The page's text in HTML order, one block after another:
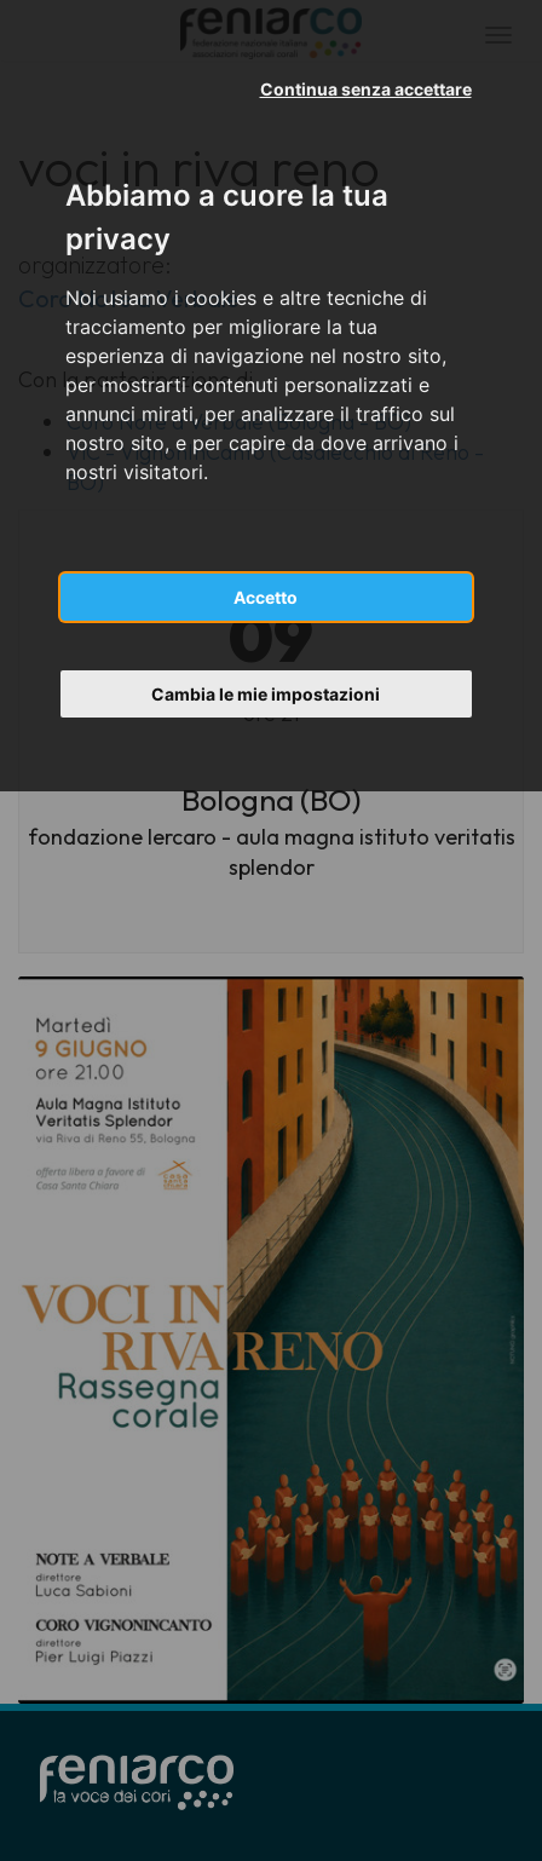
Abbiamo a cuore la tua
privacy
Noi usiamo i cookies e altre tecniche di
tracciamento per migliorare la tua
esperienza di navigazione nel nostro sito,
per mostrarti contenuti personalizzati e
annunci mirati, per analizzare il traffico sul
nostro sito, e per capire da dove arrivano i
nostri visitatori.
Accetto
Continua senza accettare
Cambia le mie impostazioni
voci in riva reno
organizzatore:
Coro Note a Verbale
Con la partecipazione di
Coro Note a Verbale (Bologna - BO)
ViC - VignonInCanto (Casalecchio di Reno -
BO)
MARTEDÌ
09
ore 21
Bologna (BO)
fondazione lercaro - aula magna istituto veritatis
splendor